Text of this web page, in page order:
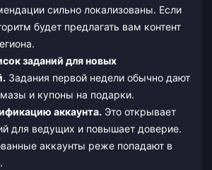
сильно локализованы. Если
будет предлагать вам контент
заданий для новых
Задания первой недели обычно дают
и купоны на подарки.
аккаунта. Это открывает
для ведущих и повышает доверие.
аккаунты реже попадают в